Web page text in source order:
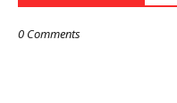
0 Comments